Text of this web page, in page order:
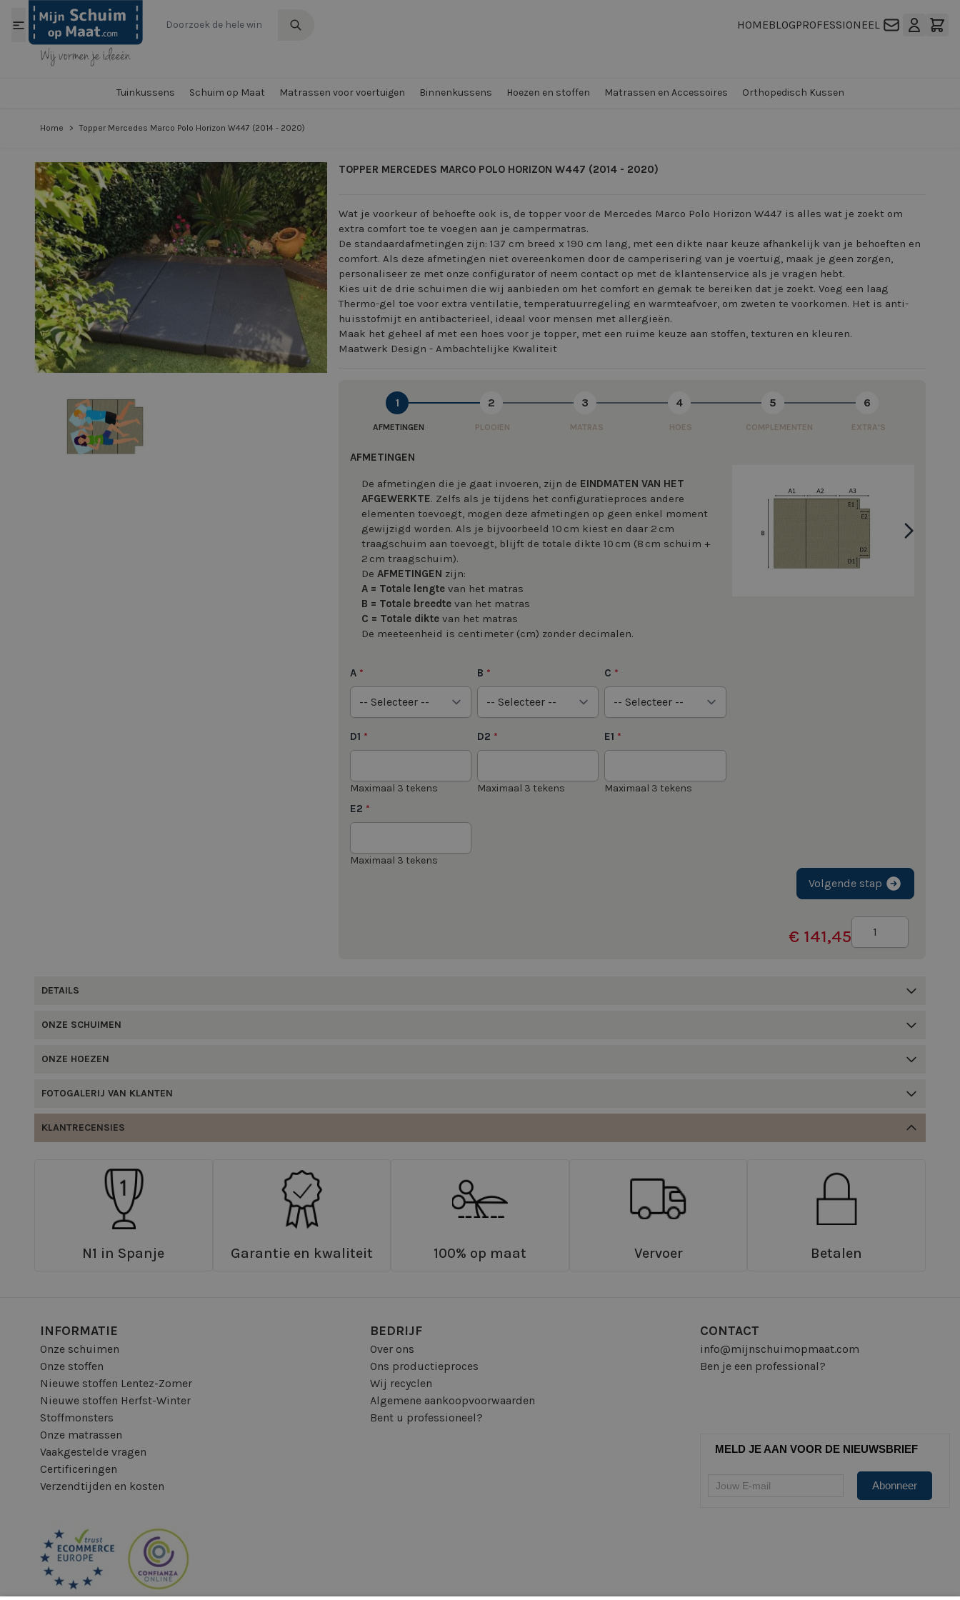
Ga naar de inhoud
HOMEBLOGPROFESSIONEEL
Tuinkussens Schuim op Maat Matrassen voor voertuigen Binnenkussens Hoezen en stoffen Matrassen en Accessoires Orthopedisch Kussen
Home > Topper Mercedes Marco Polo Horizon W447 (2014 - 2020)
TOPPER MERCEDES MARCO POLO HORIZON W447 (2014 - 2020)
View larger image
Wat je voorkeur of behoefte ook is, de topper voor de Mercedes Marco Polo Horizon W447 is alles wat je zoekt om
extra comfort toe te voegen aan je campermatras.
De standaardafmetingen zijn: 137 cm breed x 190 cm lang, met een dikte naar keuze afhankelijk van je behoeften en
comfort. Als deze afmetingen niet overeenkomen door de camperisering van je voertuig, maak je geen zorgen,
personaliseer ze met onze configurator of neem contact op met de klantenservice als je vragen hebt.
Kies uit de drie schuimen die wij aanbieden om het comfort en gemak te bereiken dat je zoekt. Voeg een laag
Thermo-gel toe voor extra ventilatie, temperatuurregeling en warmteafvoer, om zweten te voorkomen. Het is anti-
huisstofmijt en antibacterieel, ideaal voor mensen met allergieën.
Maak het geheel af met een hoes voor je topper, met een ruime keuze aan stoffen, texturen en kleuren.
Maatwerk Design - Ambachtelijke Kwaliteit
1
AFMETINGEN
2
PLOOIEN
3
MATRAS
4
HOES
5
COMPLEMENTEN
6
EXTRA'S
AFMETINGEN
De afmetingen die je gaat invoeren, zijn de EINDMATEN VAN HET
AFGEWERKTE. Zelfs als je tijdens het configuratieproces andere
elementen toevoegt, mogen deze afmetingen op geen enkel moment
gewijzigd worden. Als je bijvoorbeeld 10 cm kiest en daar 2 cm
traagschuim aan toevoegt, blijft de totale dikte 10 cm (8 cm schuim +
2 cm traagschuim).
De AFMETINGEN zijn:
A = Totale lengte van het matras
B = Totale breedte van het matras
C = Totale dikte van het matras
De meeteenheid is centimeter (cm) zonder decimalen.
A * B * C *
D1 *
Maximaal 3 tekens
D2 *
Maximaal 3 tekens
E1 *
Maximaal 3 tekens
E2 *
Maximaal 3 tekens
Volgende stap
€ 141,45
DETAILS
ONZE SCHUIMEN
ONZE HOEZEN
FOTOGALERIJ VAN KLANTEN
KLANTRECENSIES
N1 in Spanje Garantie en kwaliteit 100% op maat Vervoer Betalen
INFORMATIE
Onze schuimen
Onze stoffen
Nieuwe stoffen Lentez-Zomer
Nieuwe stoffen Herfst-Winter
Stoffmonsters
Onze matrassen
Vaakgestelde vragen
Certificeringen
Verzendtijden en kosten
BEDRIJF
Over ons
Ons productieproces
Wij recyclen
Algemene aankoopvoorwaarden
Bent u professioneel?
CONTACT
info@mijnschuimopmaat.com
Ben je een professional?
MELD JE AAN VOOR DE NIEUWSBRIEF